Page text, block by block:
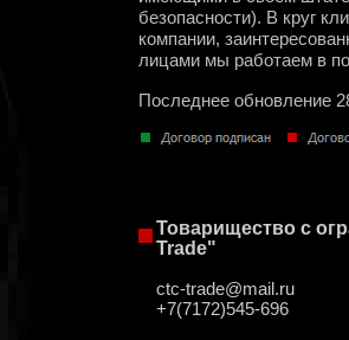
безопасности). В круг
компании,
лицами мы работаем в
Последнее обновление
Товарищество с
Trade"
ctc-trade@mail.ru
+7(7172)545-696